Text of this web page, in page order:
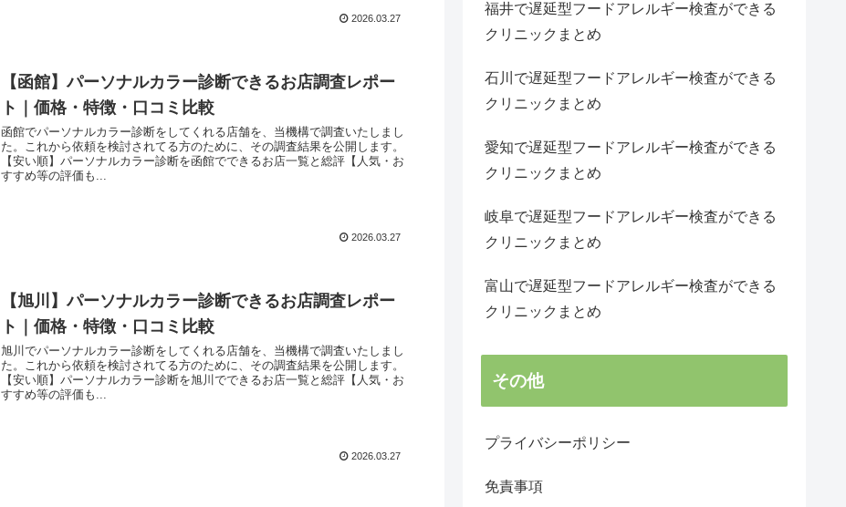
2026.03.27
【函館】パーソナルカラー診断できるお店調査レポー
ト｜価格・特徴・口コミ比較
函館でパーソナルカラー診断をしてくれる店舗を、当機構で調査いたしまし
た。これから依頼を検討されてる方のために、その調査結果を公開します。
【安い順】パーソナルカラー診断を函館でできるお店一覧と総評【人気・お
すすめ等の評価も...
2026.03.27
【旭川】パーソナルカラー診断できるお店調査レポー
ト｜価格・特徴・口コミ比較
旭川でパーソナルカラー診断をしてくれる店舗を、当機構で調査いたしまし
た。これから依頼を検討されてる方のために、その調査結果を公開します。
【安い順】パーソナルカラー診断を旭川でできるお店一覧と総評【人気・お
すすめ等の評価も...
2026.03.27
福井で遅延型フードアレルギー検査ができる
クリニックまとめ
石川で遅延型フードアレルギー検査ができる
クリニックまとめ
愛知で遅延型フードアレルギー検査ができる
クリニックまとめ
岐阜で遅延型フードアレルギー検査ができる
クリニックまとめ
富山で遅延型フードアレルギー検査ができる
クリニックまとめ
その他
プライバシーポリシー
免責事項